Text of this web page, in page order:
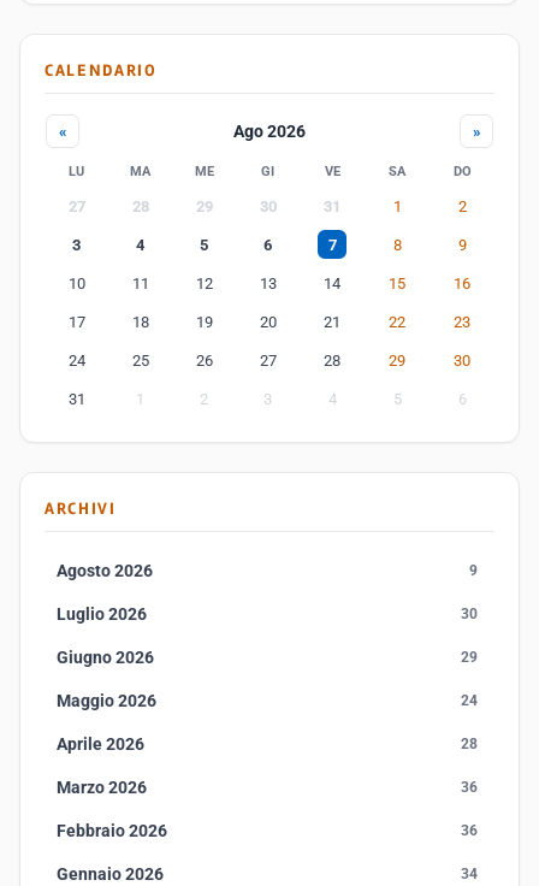
CALENDARIO
« Ago 2026 »
LU MA ME GI VE SA DO
27 28 29 30 31 1 2
3 4 5 6 7 8 9
10 11 12 13 14 15 16
17 18 19 20 21 22 23
24 25 26 27 28 29 30
31 1 2 3 4 5 6
ARCHIVI
Agosto 2026 9
Luglio 2026 30
Giugno 2026 29
Maggio 2026 24
Aprile 2026 28
Marzo 2026 36
Febbraio 2026 36
Gennaio 2026 34